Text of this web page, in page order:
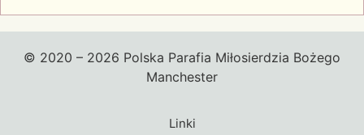
© 2020 – 2026 Polska Parafia Miłosierdzia Bożego
Manchester
Linki